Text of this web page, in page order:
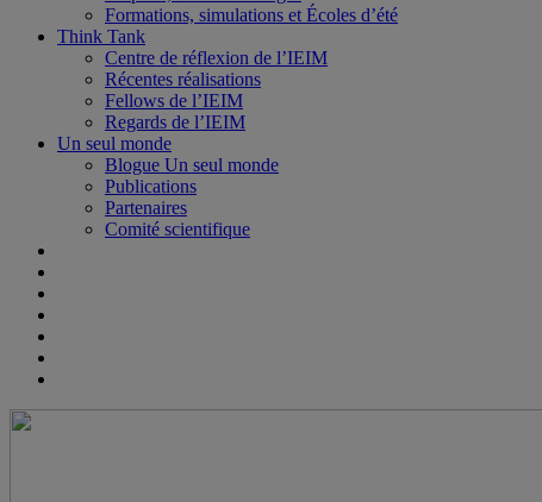
Formations, simulations et Écoles d’été
Think Tank
Centre de réflexion de l’IEIM
Récentes réalisations
Fellows de l’IEIM
Regards de l’IEIM
Un seul monde
Blogue Un seul monde
Publications
Partenaires
Comité scientifique